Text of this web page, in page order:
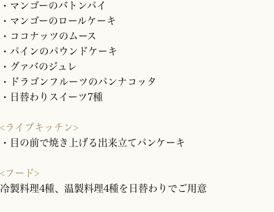
・マンゴーのバトンパイ
・マンゴーのロールケーキ
・ココナッツのムース
・パインのパウンドケーキ
・グァバのジュレ
・ドラゴンフルーツのパンナコッタ
・日替わりスイーツ7種
<ライブキッチン>
・目の前で焼き上げる出来立てパンケーキ
<フード>
冷製料理4種、温製料理4種を日替わりでご用意